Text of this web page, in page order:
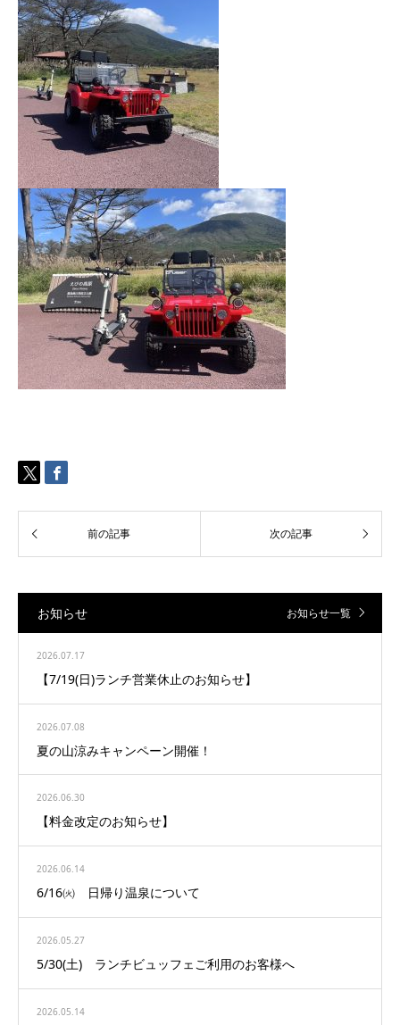
お知らせ お知らせ一覧
2026.07.17
【7/19(日)ランチ営業休止のお知らせ】
2026.07.08
夏の山涼みキャンペーン開催！
2026.06.30
【料金改定のお知らせ】
2026.06.14
6/16㈫ 日帰り温泉について
2026.05.27
5/30(土) ランチビュッフェご利用のお客様へ
2026.05.14